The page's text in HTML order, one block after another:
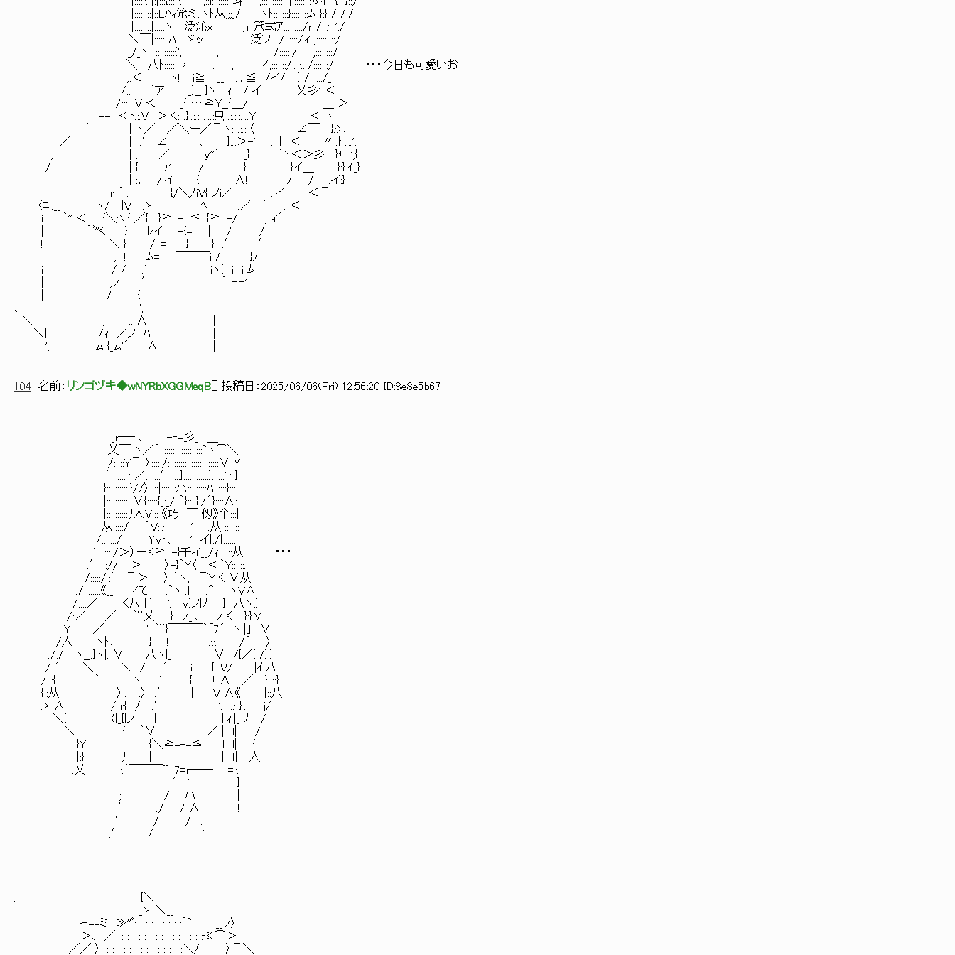
|::::::::|::Lﾊｨ笊ミ､ヽﾄ从;;;j/ ヽﾄ:::::::}::::::::ﾑ }:} / /:/
|::::::::|:::::ヽ 泛沁x ,ｨf笊弍ｱ,::::::::/r /:::ｰ':/
＼￣|:::::::ﾊ ゞッ 泛ソ /::::::/ィ ,:::::::::/
_/_ヽ !:::::::::{', , /::::::/ ,::::::::/
＼ .八ﾄ:::::| ゝ. ､ , .ｲ,:::::::/､r.../:::::::/ ・・・今日も可愛いお
,:＜ ヽ! i≧ __ .。≦ /イ/ {::/::::::/_
/::! ｀ア _}__ }ヽ .ｨ / イ 乂彡' ＜
/::::|:V ＜ _{:.:.:.:.≧Y__{＿/ ＿ ＞
-- ＜ﾄ.:.V ＞ く:.:.}:.:.:.:.:..:只:.:.:.:.:..Y ＜ ヽ
´ | ヽ／ ／＼ー／⌒ヽ:.:.:.:.〈 ∠￣ }}>､_
／ | .′ ∠ ､ }:.:＞-' .. { ＜´ 〃:.ﾄ､:.',
. , | ,: ／ y''´ _} ｀ヽ＜＞彡 L}:! ',{
/ | { ア / } .}イ＿ }:}.ｲ_}
_| :， /.イ { ∧! ﾉ /__ .イ:}
j r ´ .j {/＼ﾉiV{_ノi／ ..イ ＜⌒
〈ﾆ..__ ヽ/ }V .ゝ ﾍ .／￣´ . ＜
i ｀'' ＜ {＼ﾍ { ／{ .}≧=-=≦ .{≧=-/ , ィ´
| ｀ﾞ''く } ﾚイ -{= | / /
! ＼ } /-= }＿＿} .′ ′
, ! ﾑ=-. ￣￣￣i /i }ﾉ
i / / .′ iヽ{ i i ﾑ
| ,ノ .′ | ｀ ｰｰ'
| / .{ |
､ ! , ',
＼ , ,: ∧ |
＼} /ｨ ／ノ ﾊ |
', ﾑ {_ﾑ'´ .∧ |
104 名前： リンゴヅキ◆wNYRbXGGMeqB ] 投稿日： 2025/06/06(Fri) 12:56:20 ID:8e8e5b67
_r―‐.､ -‐=彡_ ＿
乂￣ ヽ／´::::::::::::::::::::`ヽ⌒＼_
/:::::Y⌒ 〉:::::/::::::::::::::::::::::::∨ Y
.′::::ヽ／:::::::′::::}::::::::::::}::::::'ヽ}
}:::::::::::}//〉::::|:::::::ハ:::::::::ﾊ::::::}:::|
|:::::::::::|∨{:::::{_:_/ ｀}::::}:/´}::::∧:
|::::::::::ﾘ人V::: 《巧 ￣ 仭》个:::|
从:::::/ ｀V::} ' .从!:::::::
/:::::::/ YVﾄ､ ｰ ' イ}:/{:::::::|
.′::::/＞）ー.く≧=-}千イ__/ｨ.|::::从 ・・・
.′:::// ＞ 〉-}＾Y〈 ＜｀Y::::::.
/:::::/.:′ ⌒＞ 〉 ｀ヽ, ⌒Y く ∨从
./::::::::《__ ｲて {＾ヽ .} }＾ ヽV∧
/::::／ ｀ く八 {｀ '. .V}ノ}ﾉ } 八ヽ:}
./:／ ／ ｀¨乂 } ノ_.､ ノ く }:}∨
Y ／ '. ｀¨}￣￣￣｀「7´ ヽ.|」 ∨
/人 ヽﾄ､ } ! .{{ /´ 〉
./:/ ヽ__.}ヽ|. ∨ .八ヽ}_ |∨ /{／{ /}:}
/::′ ＼ ＼ / .′ i {. V/ .|ｲ:八
/:::{ ｀ . ヽ .′ {! .! ∧ ／ }::::}
{::从 〉､ .〉 .′ | V ∧《 |::八
.ゝ:∧ /_r{ / .′ '. .} }､ j/
＼{ 〈{_{{ノ { }.ｨ.|_ ﾉ /
＼ {. ｀∨ ／ | l| ./
}Y l| {＼≧=-=≦ l l| {
|:} .ﾘ＿ | | ｌ| 人
.乂 {´￣￣￣¨ .7=ｒ―― --=.{
.′ '. }
; / ハ .|
′ ./ / ∧ !
′ / / '. |
.′ ./ '. |
. {＼
_ゝ:.＼__
. r‐==ミ ≫''ﾟ: : : : : : : : :｀` __ノ〉
＞､ ／: : : : : : : : : : : : : : : :≪⌒＞
／／ 〉: : : : : : : : : : : : : : :＼/ 〉⌒＼